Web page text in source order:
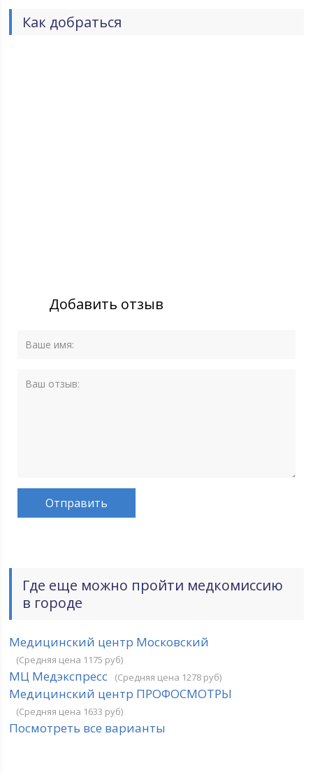
Как добраться
Добавить отзыв
Где еще можно пройти медкомиссию
в городе
Медицинский центр Московский
(Средняя цена 1175 руб)
МЦ Медэкспресс (Средняя цена 1278 руб)
Медицинский центр ПРОФОСМОТРЫ
(Средняя цена 1633 руб)
Посмотреть все варианты